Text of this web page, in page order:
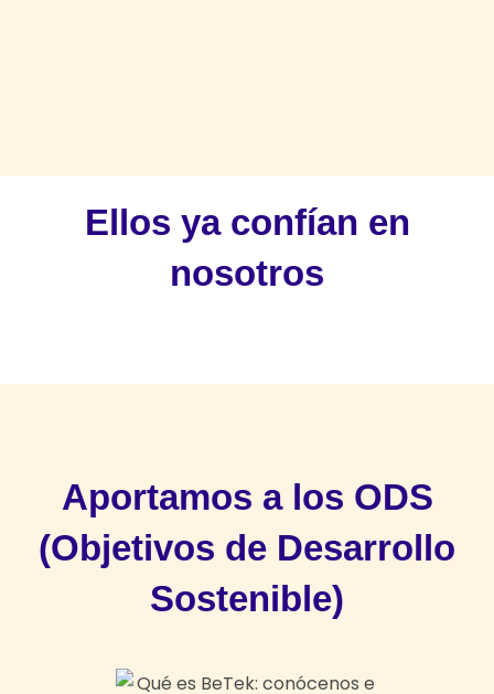
Ellos ya confían en
nosotros
Aportamos a los ODS
(Objetivos de Desarrollo
Sostenible)